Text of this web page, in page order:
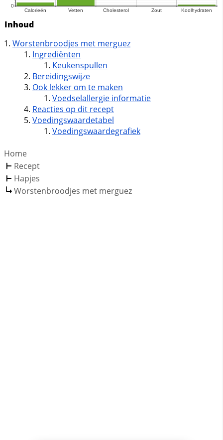
Inhoud
Worstenbroodjes met merguez
Ingrediënten
Keukenspullen
Bereidingswijze
Ook lekker om te maken
Voedselallergie informatie
Reacties op dit recept
Voedingswaardetabel
Voedingswaardegrafiek
Home
Recept
Hapjes
Worstenbroodjes met merguez